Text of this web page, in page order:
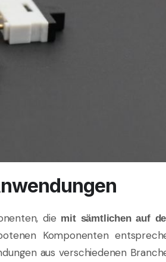
die mit sämtlichen auf
Komponenten
aus verschiedenen